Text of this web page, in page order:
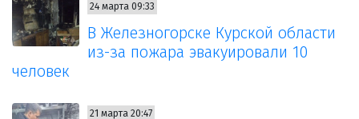
24 марта 09:33
В Железногорске Курской области
из-за пожара эвакуировали 10
человек
21 марта 20:47